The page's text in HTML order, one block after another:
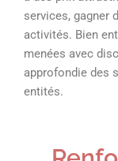
services, gagner
activités. Bien
menées avec
approfondie des
entités.